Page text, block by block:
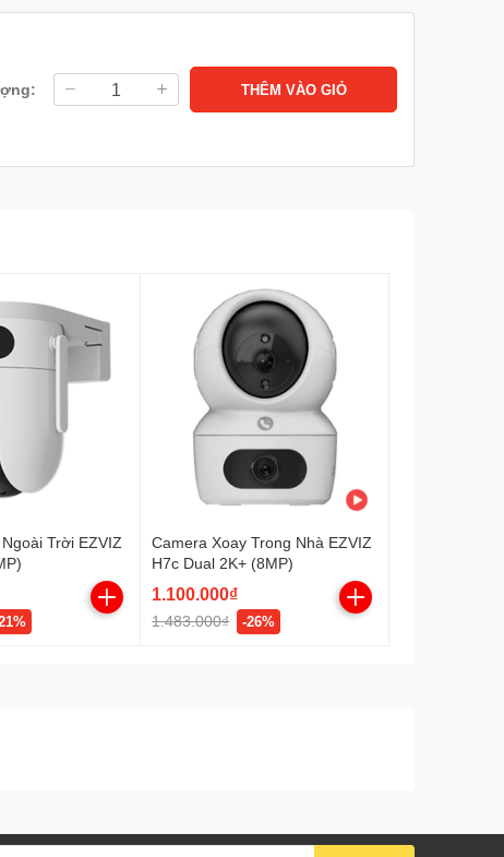
Lưu trữ
Hỗ trợ tối đa thẻ
(tùy chọn)
chiều)
Onvif
Tính năng
Phát hiện chuyển động
thông minh.
Còi báo động tích hợp.
Chống nước, chống
phá hoại
IP66
Nguồn
DC5V 1A, điện năng tiêu
thụ <5W
THÊM VÀO GIỎ
Trời EZVIZ
Camera Xoay Trong Nhà EZVIZ
H7c Dual 2K+ (8MP)
1.100.000₫
1.483.000₫ -26%